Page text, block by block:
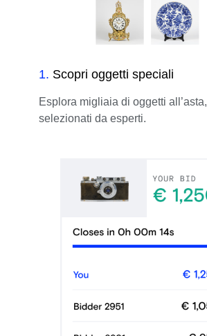
1. Scopri oggetti speciali
Esplora migliaia di oggetti all’asta,
selezionati da esperti.